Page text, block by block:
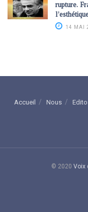
rupture.
14 MAI
Accueil Nous
© 2020 Voix